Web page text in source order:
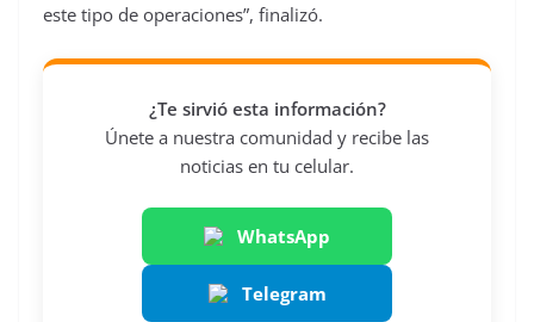
este tipo de operaciones”, finalizó.
¿Te sirvió esta información?
Únete a nuestra comunidad y recibe las
noticias en tu celular.
WhatsApp
Telegram